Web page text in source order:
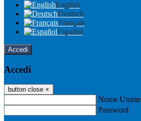
English
Deutsch
Français
Español
Accedi
Accedi
button close ×
Nome Utente
Password